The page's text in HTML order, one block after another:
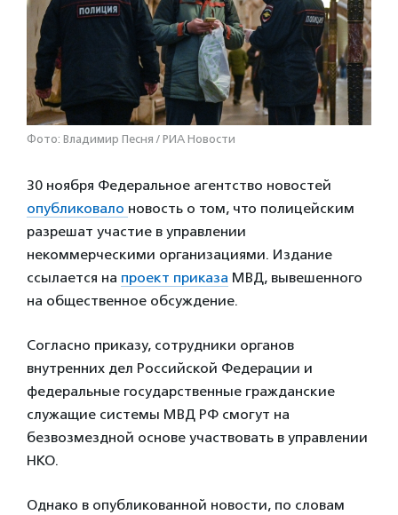
Фото: Владимир Песня / РИА Новости
30 ноября Федеральное агентство новостей
опубликовало новость о том, что полицейским
разрешат участие в управлении
некоммерческими организациями. Издание
ссылается на проект приказа МВД, вывешенного
на общественное обсуждение.
Согласно приказу, сотрудники органов
внутренних дел Российской Федерации и
федеральные государственные гражданские
служащие системы МВД РФ смогут на
безвозмездной основе участвовать в управлении
НКО.
Однако в опубликованной новости, по словам